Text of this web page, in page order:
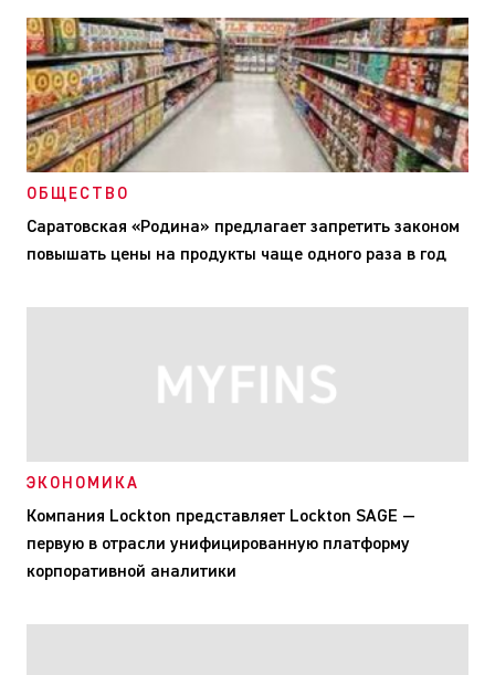
ОБЩЕСТВО
Саратовская «Родина» предлагает запретить законом
повышать цены на продукты чаще одного раза в год
ЭКОНОМИКА
Компания Lockton представляет Lockton SAGE —
первую в отрасли унифицированную платформу
корпоративной аналитики